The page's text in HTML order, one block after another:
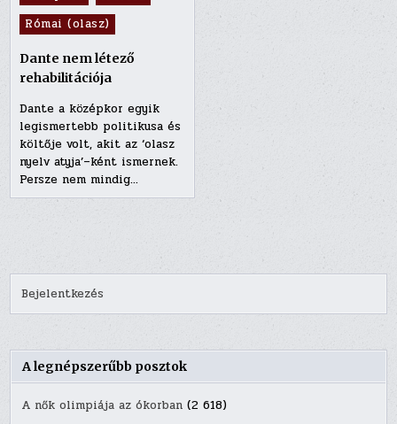
in
Római (olasz)
Dante nem létező
rehabilitációja
Dante a középkor egyik
legismertebb politikusa és
költője volt, akit az ‘olasz
nyelv atyja’–ként ismernek.
Persze nem mindig…
Bejelentkezés
A legnépszerűbb posztok
A nők olimpiája az ókorban (2 618)